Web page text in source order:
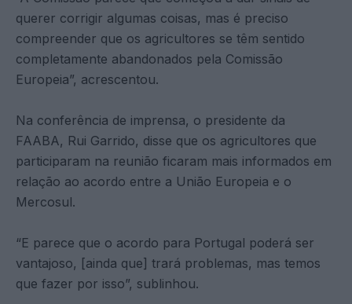
querer corrigir algumas coisas, mas é preciso
compreender que os agricultores se têm sentido
completamente abandonados pela Comissão
Europeia”, acrescentou.
Na conferência de imprensa, o presidente da
FAABA, Rui Garrido, disse que os agricultores que
participaram na reunião ficaram mais informados em
relação ao acordo entre a União Europeia e o
Mercosul.
“E parece que o acordo para Portugal poderá ser
vantajoso, [ainda que] trará problemas, mas temos
que fazer por isso”, sublinhou.